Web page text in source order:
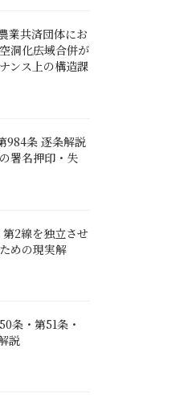
業共済団体にお
洞化――広域合併が
ンス上の構造課
984条 逐条解説
署名押印・失
第2線を独立させ
めの現実解
条・第51条・
説